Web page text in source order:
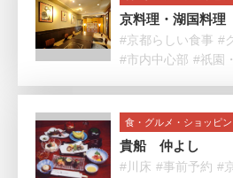
京料理・湖国料
#京都らしい食事 #
#市内中心部 #祇園
食・グルメ・ショッピ
貴船 仲よし
#川床 #事前予約 #